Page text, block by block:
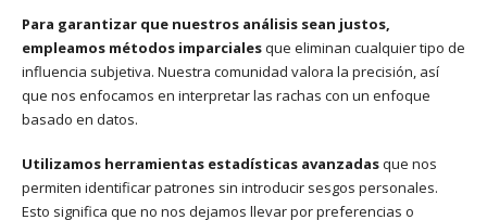
Para garantizar que nuestros análisis sean justos,
empleamos métodos imparcialesque eliminan cualquier tipo de
influencia subjetiva. Nuestra comunidad valora la precisión, así
que nos enfocamos en interpretar las rachas con un enfoque
basado en datos.
Utilizamos herramientas estadísticas avanzadasque nos
permiten identificar patrones sin introducir sesgos personales.
Esto significa que no nos dejamos llevar por preferencias o